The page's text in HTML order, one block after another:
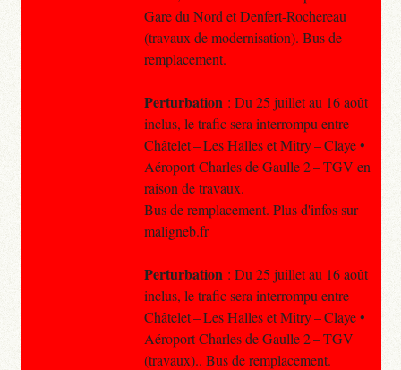
Gare du Nord et Denfert-Rochereau
(travaux de modernisation). Bus de
remplacement.
Perturbation : Du 25 juillet au 16 août
inclus, le trafic sera interrompu entre
Châtelet – Les Halles et Mitry – Claye •
Aéroport Charles de Gaulle 2 – TGV en
raison de travaux.
Bus de remplacement. Plus d'infos sur
maligneb.fr
Perturbation : Du 25 juillet au 16 août
inclus, le trafic sera interrompu entre
Châtelet – Les Halles et Mitry – Claye •
Aéroport Charles de Gaulle 2 – TGV
(travaux).. Bus de remplacement.